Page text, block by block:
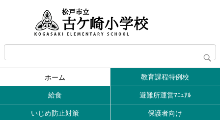
ホーム 教育課程特例校
給食 避難所運営ﾏﾆｭｱﾙ
いじめ防止対策 保護者向け